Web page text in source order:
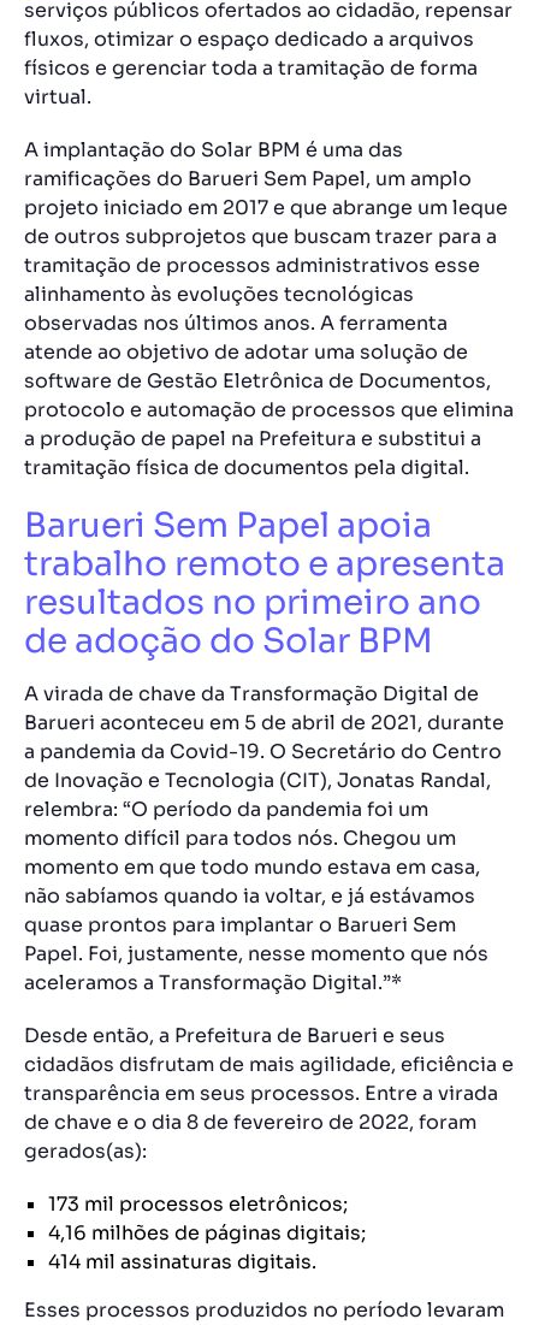
serviços públicos ofertados ao cidadão, repensar
fluxos, otimizar o espaço dedicado a arquivos
físicos e gerenciar toda a tramitação de forma
virtual.
A implantação do Solar BPM é uma das
ramificações do Barueri Sem Papel, um amplo
projeto iniciado em 2017 e que abrange um leque
de outros subprojetos que buscam trazer para a
tramitação de processos administrativos esse
alinhamento às evoluções tecnológicas
observadas nos últimos anos. A ferramenta
atende ao objetivo de adotar uma solução de
software de Gestão Eletrônica de Documentos,
protocolo e automação de processos que elimina
a produção de papel na Prefeitura e substitui a
tramitação física de documentos pela digital.
Barueri Sem Papel apoia
trabalho remoto e apresenta
resultados no primeiro ano
de adoção do Solar BPM
A virada de chave da Transformação Digital de
Barueri aconteceu em 5 de abril de 2021, durante
a pandemia da Covid-19. O Secretário do Centro
de Inovação e Tecnologia (CIT), Jonatas Randal,
relembra: “O período da pandemia foi um
momento difícil para todos nós. Chegou um
momento em que todo mundo estava em casa,
não sabíamos quando ia voltar, e já estávamos
quase prontos para implantar o Barueri Sem
Papel. Foi, justamente, nesse momento que nós
aceleramos a Transformação Digital.”*
Desde então, a Prefeitura de Barueri e seus
cidadãos disfrutam de mais agilidade, eficiência e
transparência em seus processos. Entre a virada
de chave e o dia 8 de fevereiro de 2022, foram
gerados(as):
173 mil processos eletrônicos;
4,16 milhões de páginas digitais;
414 mil assinaturas digitais.
Esses processos produzidos no período levaram